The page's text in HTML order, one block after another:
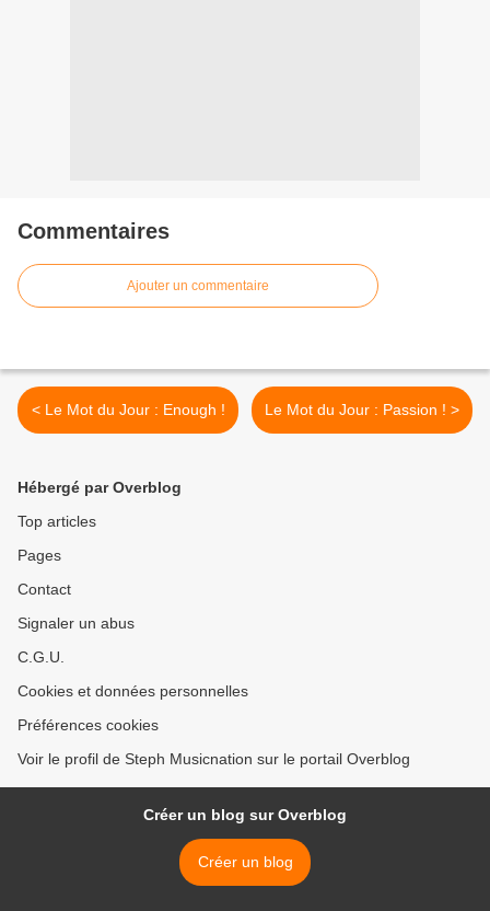
Commentaires
Ajouter un commentaire
< Le Mot du Jour : Enough ! Le Mot du Jour : Passion ! >
Hébergé par Overblog
Top articles
Pages
Contact
Signaler un abus
C.G.U.
Cookies et données personnelles
Préférences cookies
Voir le profil de Steph Musicnation sur le portail Overblog
Créer un blog sur Overblog
Créer un blog